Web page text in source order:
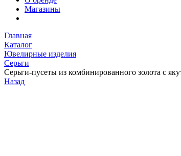
Магазины
Главная
Каталог
Ювелирные изделия
Серьги
Серьги-пусеты из комбинированного золота с
Назад